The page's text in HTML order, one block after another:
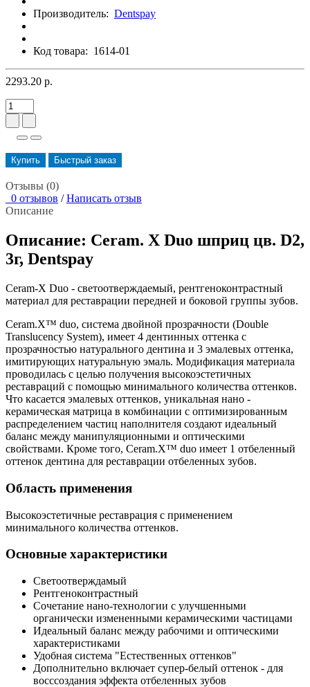
Производитель: Dentspay
Код товара: 1614-01
2293.20 р.
Купить Быстрый заказ
Отзывы (0)
0 отзывов / Написать отзыв
Описание
Описание: Ceram. Х Duo шприц цв. D2,
3г, Dentspay
Ceram-X Duo - светоотверждаемый, рентгеноконтрастный
материал для реставрации передней и боковой группы зубов.
Ceram.X™ duo, система двойной прозрачности (Double
Translucency System), имеет 4 дентинных оттенка с
прозрачностью натурального дентина и 3 эмалевых оттенка,
имитирующих натуральную эмаль. Модификация материала
проводилась с целью получения высокоэстетичных
реставраций с помощью минимального количества оттенков.
Что касается эмалевых оттенков, уникальная нано -
керамическая матрица в комбинации с оптимизированным
распределением частиц наполнителя создают идеальный
баланс между манипуляционными и оптическими
свойствами. Кроме того, Ceram.X™ duo имеет 1 отбеленный
оттенок дентина для реставрации отбеленных зубов.
Область применения
Высокоэстетичные реставрация с применением
минимального количества оттенков.
Основные характеристики
Светоотверждамый
Рентгеноконтрастный
Сочетание нано-технологии с улучшенными
органически измененными керамическими частицами
Идеальный баланс между рабочими и оптическими
характеристиками
Удобная система "Естественных оттенков"
Дополнительно включает супер-белый оттенок - для
восссоздания эффекта отбеленных зубов